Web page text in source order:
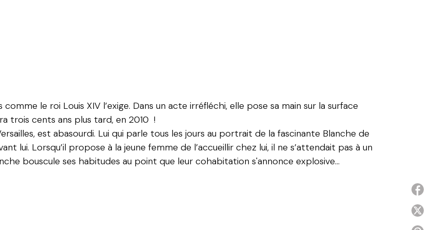
le roi Louis XIV l’exige. Dans un acte irréfléchi, elle pose sa main sur la surface
trois cents ans plus tard, en 2010 !
est abasourdi. Lui qui parle tous les jours au portrait de la fascinante Blanche de
lui. Lorsqu’il propose à la jeune femme de l’accueillir chez lui, il ne s’attendait pas à un
bouscule ses habitudes au point que leur cohabitation s'annonce explosive...